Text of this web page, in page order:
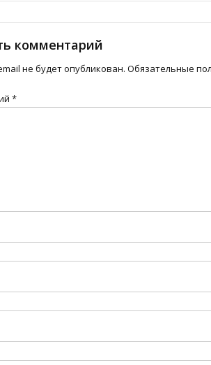
комментарий
не будет опубликован. Обязательные
*